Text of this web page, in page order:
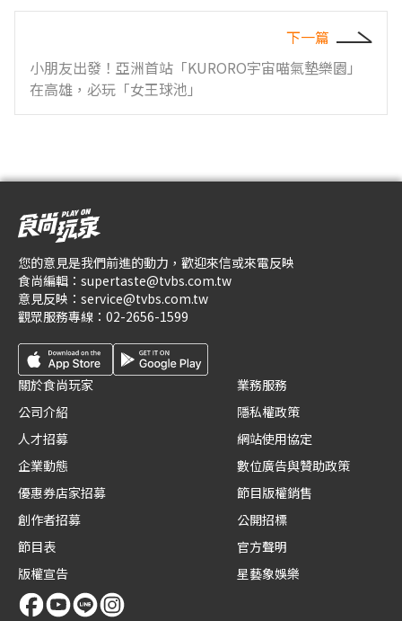
下一篇
小朋友出發！亞洲首站「KURORO宇宙喵氣墊樂園」
在高雄，必玩「女王球池」
您的意見是我們前進的動力，歡迎來信或來電反映
食尚編輯： supertaste@tvbs.com.tw
意見反映： service@tvbs.com.tw
觀眾服務專線： 02-2656-1599
關於食尚玩家
公司介紹
人才招募
企業動態
優惠券店家招募
創作者招募
節目表
版權宣告
業務服務
隱私權政策
網站使用協定
數位廣告與贊助政策
節目版權銷售
公開招標
官方聲明
星藝象娛樂